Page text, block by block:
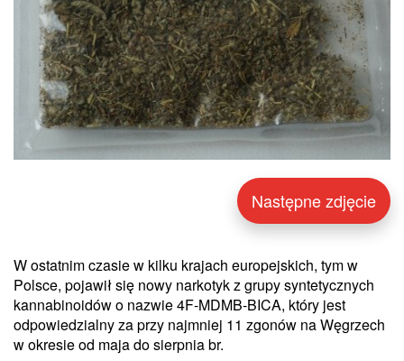
Następne zdjęcie
W ostatnim czasie w kilku krajach europejskich, tym w
Polsce, pojawił się nowy narkotyk z grupy syntetycznych
kannabinoidów o nazwie 4F-MDMB-BICA, który jest
odpowiedzialny za przy najmniej 11 zgonów na Węgrzech
w okresie od maja do sierpnia br.